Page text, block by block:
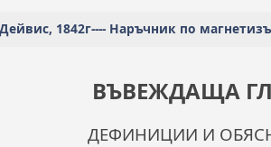
1842г---- Наръчник по
ВЪВЕЖДАЩА
ДЕФИНИЦИИ И